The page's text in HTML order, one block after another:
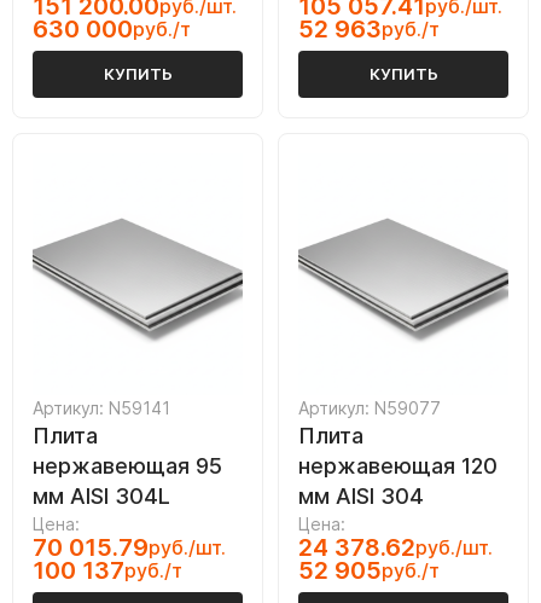
151 200.00руб./шт.
630 000руб./т
КУПИТЬ
105 057.41 руб./шт.
52 963руб./т
КУПИТЬ
Артикул: N59141
Плита
нержавеющая 95
мм AISI 304L
Цена:
70 015.79руб./шт.
100 137руб./т
Артикул: N59077
Плита
нержавеющая 120
мм AISI 304
Цена:
24 378.62руб./шт.
52 905руб./т